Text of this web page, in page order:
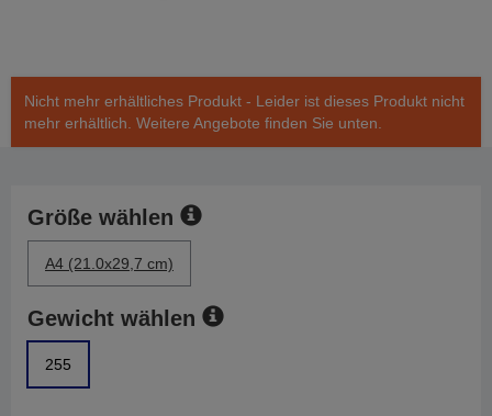
Nicht mehr erhältliches Produkt - Leider ist dieses Produkt nicht
mehr erhältlich. Weitere Angebote finden Sie unten.
Größe wählen
A4 (21.0x29,7 cm)
Gewicht wählen
255